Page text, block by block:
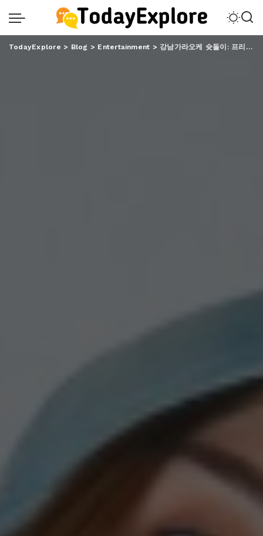
TodayExplore > Blog > Entertainment > 강남가라오케 슛돌이: 프리미엄 가라오케에서의 특별한 시간